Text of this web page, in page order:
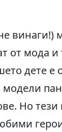
винаги!)
от мода и
дете е
модели
Но